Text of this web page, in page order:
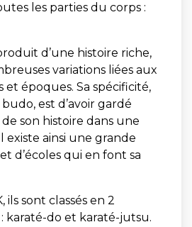
les parties du corps :
d’une histoire riche,
variations liées aux
époques. Sa spécificité,
est d’avoir gardé
son histoire dans une
ainsi une grande
d’écoles qui en font sa
ils sont classés en 2
karaté-do et karaté-jutsu.